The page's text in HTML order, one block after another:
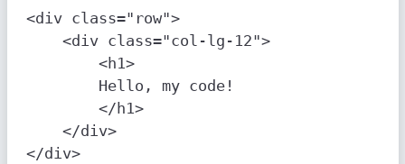
<div class="row">
<div class="col-lg-12">
<h1>
Hello, my code!
</h1>
</div>
</div>